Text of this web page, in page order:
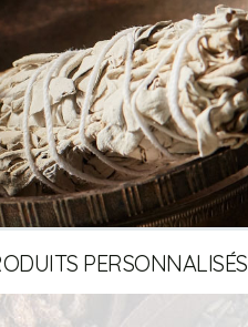
PERSONNALISÉS